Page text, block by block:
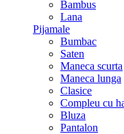
Bambus
Lana
Pijamale
Bumbac
Saten
Maneca scurta
Maneca lunga
Clasice
Compleu cu
Bluza
Pantalon